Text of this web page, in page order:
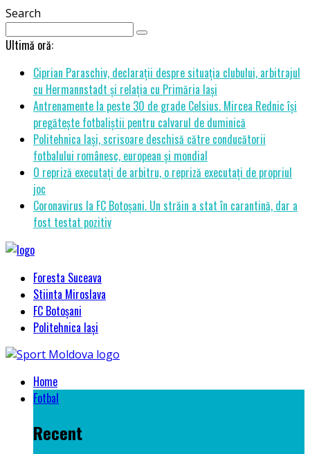
Search
Ultimă oră:
Ciprian Paraschiv, declarații despre situația clubului, arbitrajul
cu Hermannstadt și relația cu Primăria Iași
Antrenamente la peste 30 de grade Celsius. Mircea Rednic își
pregătește fotbaliștii pentru calvarul de duminică
Politehnica Iași, scrisoare deschisă către conducătorii
fotbalului românesc, european și mondial
O repriză executați de arbitru, o repriză executați de propriul
joc
Coronavirus la FC Botoșani. Un străin a stat în carantină, dar a
fost testat pozitiv
Foresta Suceava
Stiinta Miroslava
FC Botoșani
Politehnica Iași
Home
Fotbal
Recent